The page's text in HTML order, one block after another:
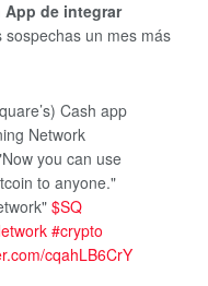
App de integrar
sospechas un mes más
Cash app
Network
you can use
to anyone."
$SQ
#crypto
cqahLB6CrY